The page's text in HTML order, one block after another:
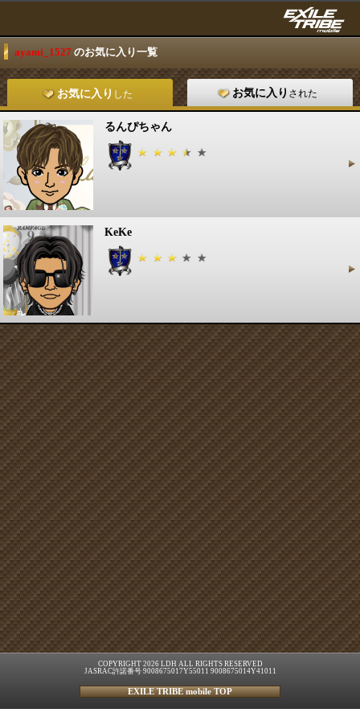
ayami_1527 のお気に入り一覧
お気に入り した お気に入り された
るんぴちゃん
KeKe
COPYRIGHT 2026 LDH ALL RIGHTS RESERVED
JASRAC許諾番号 9008675017Y55011 9008675014Y41011
EXILE TRIBE mobile TOP